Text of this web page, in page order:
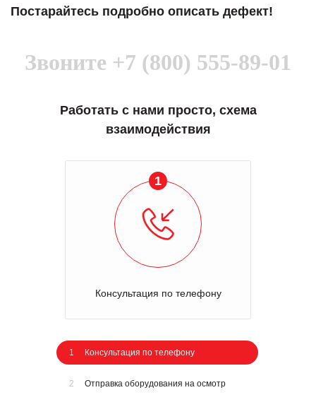
Постарайтесь подробно описать дефект!
Звоните +7 (800) 555-89-01
Работать с нами просто, схема
взаимодействия
1
Консультация по телефону
1 Консультация по телефону
2 Отправка оборудования на осмотр